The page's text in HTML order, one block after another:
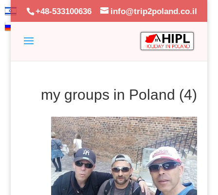
+48-533100636 info@trip2poland.co.il
my groups in Poland (4)